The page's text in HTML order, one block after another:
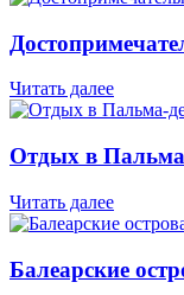
Читать далее
Отдых в
Читать далее
Балеарские